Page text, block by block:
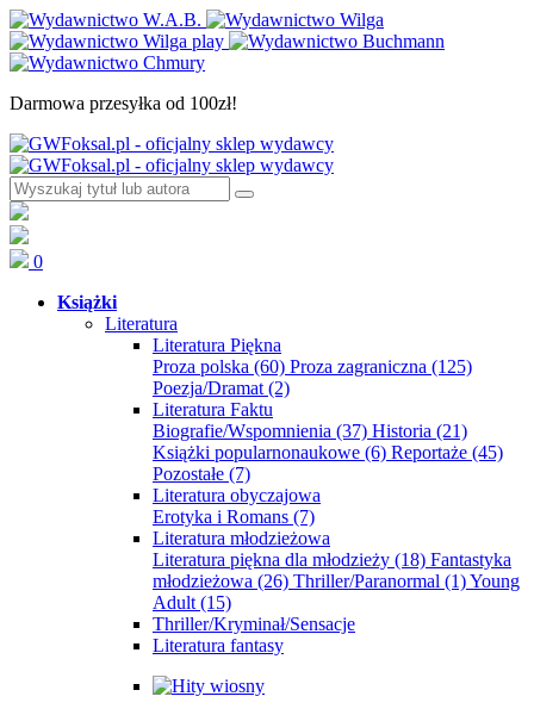
Darmowa przesyłka od 100zł!
0
Książki
Literatura
Literatura Piękna
Proza polska (60) Proza zagraniczna (125)
Poezja/Dramat (2)
Literatura Faktu
Biografie/Wspomnienia (37) Historia (21)
Książki popularnonaukowe (6) Reportaże (45)
Pozostałe (7)
Literatura obyczajowa
Erotyka i Romans (7)
Literatura młodzieżowa
Literatura piękna dla młodzieży (18) Fantastyka
młodzieżowa (26) Thriller/Paranormal (1)Young
Adult (15)
Thriller/Kryminał/Sensacje
Literatura fantasy